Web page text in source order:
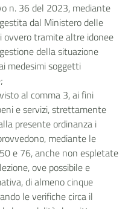
n. 36 del 2023, mediante
dal Ministero delle
tramite altre idonee
della situazione
medesimi soggetti
al comma 3, ai fini
e servizi, strettamente
presente ordinanza i
mediante le
e 76, anche non espletate
ove possibile e
di almeno cinque
le verifiche circa il